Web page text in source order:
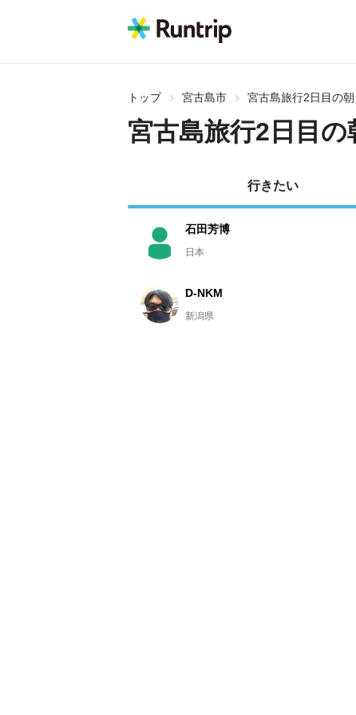
トップ 宮古島市 宮古島旅行2日目の
宮古島旅行2日目の
行きたい
石田芳博
日本
D-NKM
新潟県